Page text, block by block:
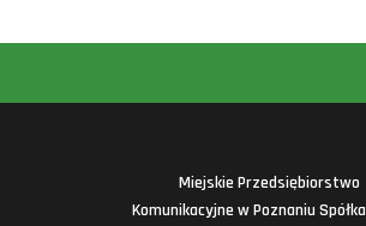
Miejskie Przedsiębiorstwo
Komunikacyjne w Poznaniu